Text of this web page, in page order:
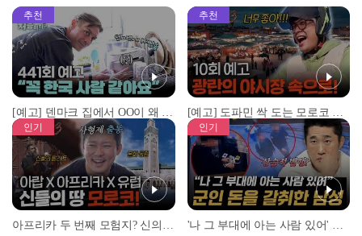
추천
[예고] 덴마크 집에서 OO이 왜 나와...? 이상할 정도로 한국을 사랑하는 우리 형을 제보합니다!
추천
[예고] 도파민 싹 도는 모로코 야시장 투어!
인기 인기